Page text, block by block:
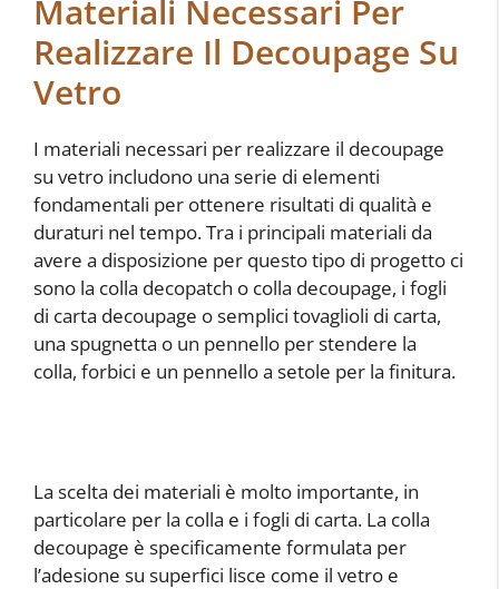
Materiali Necessari Per
Realizzare Il Decoupage Su
Vetro
I materiali necessari per realizzare il decoupage
su vetro includono una serie di elementi
fondamentali per ottenere risultati di qualità e
duraturi nel tempo. Tra i principali materiali da
avere a disposizione per questo tipo di progetto ci
sono la colla decopatch o colla decoupage, i fogli
di carta decoupage o semplici tovaglioli di carta,
una spugnetta o un pennello per stendere la
colla, forbici e un pennello a setole per la finitura.
La scelta dei materiali è molto importante, in
particolare per la colla e i fogli di carta. La colla
decoupage è specificamente formulata per
l’adesione su superfici lisce come il vetro e